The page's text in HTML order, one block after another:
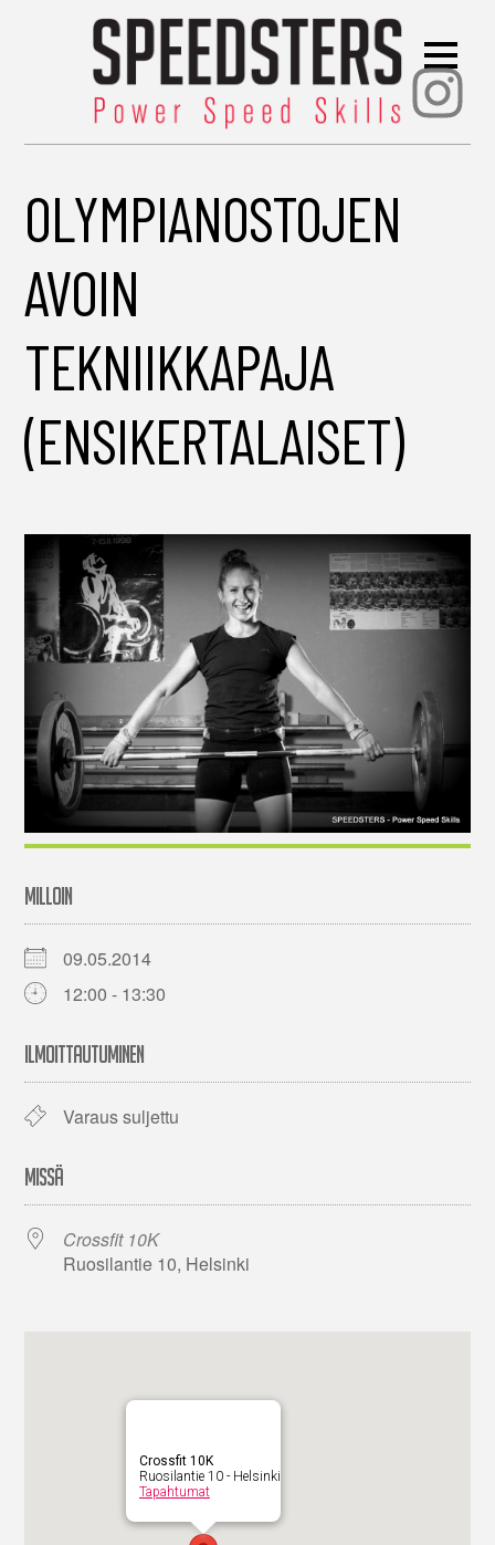
OLYMPIANOSTOJEN
AVOIN
TEKNIIKKAPAJA
(ENSIKERTALAISET)
MILLOIN
09.05.2014
12:00 - 13:30
ILMOITTAUTUMINEN
Varaus suljettu
MISSÄ
Crossfit 10K
Ruosilantie 10, Helsinki
Crossfit 10K
Ruosilantie 10 - Helsinki
Tapahtumat